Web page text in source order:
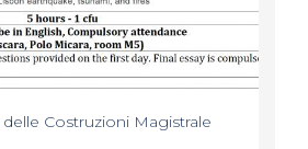
Costruzioni Magistrale